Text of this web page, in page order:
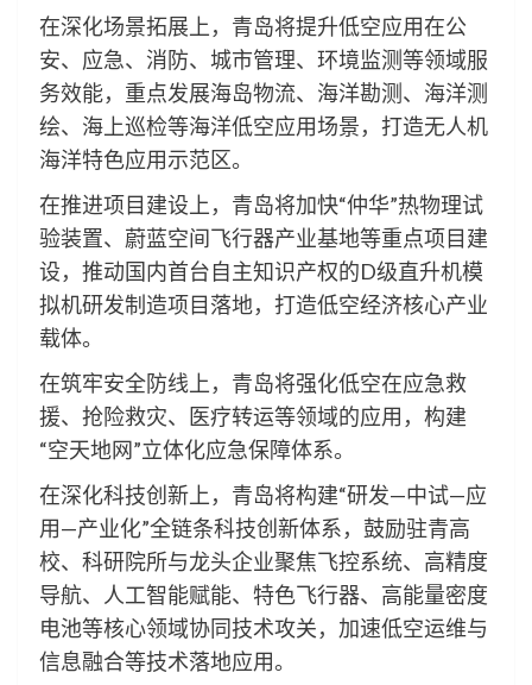
在深化场景拓展上，青岛将提升低空应用在公
安、应急、消防、城市管理、环境监测等领域服
务效能，重点发展海岛物流、海洋勘测、海洋测
绘、海上巡检等海洋低空应用场景，打造无人机
海洋特色应用示范区。
在推进项目建设上，青岛将加快“仲华”热物理试
验装置、蔚蓝空间飞行器产业基地等重点项目建
设，推动国内首台自主知识产权的D级直升机模
拟机研发制造项目落地，打造低空经济核心产业
载体。
在筑牢安全防线上，青岛将强化低空在应急救
援、抢险救灾、医疗转运等领域的应用，构建
“空天地网”立体化应急保障体系。
在深化科技创新上，青岛将构建“研发—中试—应
用—产业化”全链条科技创新体系，鼓励驻青高
校、科研院所与龙头企业聚焦飞控系统、高精度
导航、人工智能赋能、特色飞行器、高能量密度
电池等核心领域协同技术攻关，加速低空运维与
信息融合等技术落地应用。